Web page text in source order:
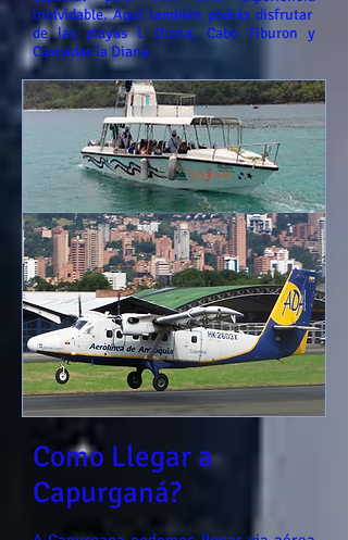
inolvidable. Aqui también podrás disfrutar
de las playas L Diana, Cabo Tiburon y
Cascadas la Diana.
Como Llegar a
Capurganá?